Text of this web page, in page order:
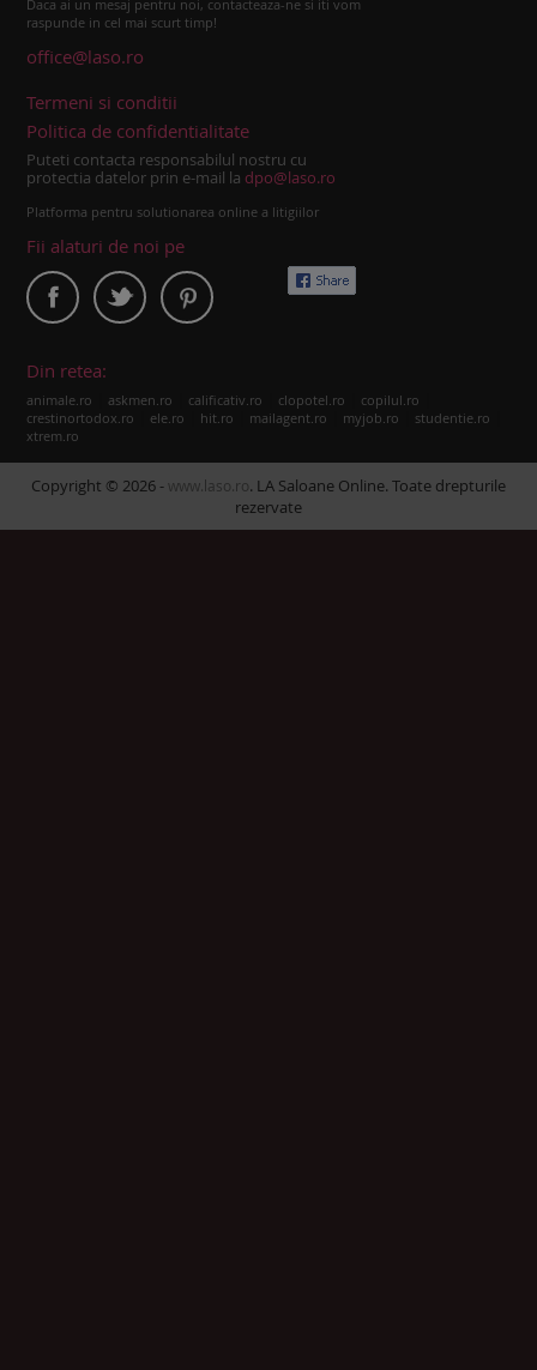
Daca ai un mesaj pentru noi, contacteaza-ne si iti vom
raspunde in cel mai scurt timp!
office@laso.ro
Termeni si conditii
Politica de confidentialitate
Puteti contacta responsabilul nostru cu
protectia datelor prin e-mail la dpo@laso.ro
Platforma pentru solutionarea online a litigiilor
Fii alaturi de noi pe
Din retea:
animale.ro askmen.ro calificativ.ro clopotel.ro copilul.ro
crestinortodox.ro ele.ro hit.ro mailagent.ro myjob.ro studentie.ro
xtrem.ro
Copyright © 2026 - www.laso.ro. LA Saloane Online. Toate drepturile
rezervate